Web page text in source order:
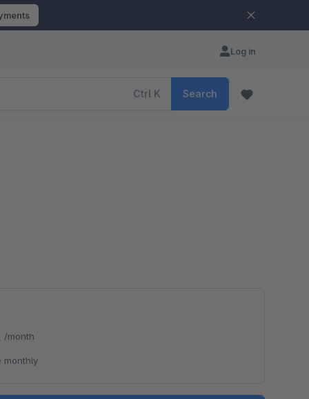
Log in
Ctrl K Search
/month
monthly